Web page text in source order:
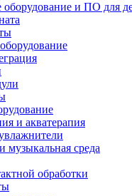
оборудование и ПО для
и акватерапия
музыкальная среда
обработки